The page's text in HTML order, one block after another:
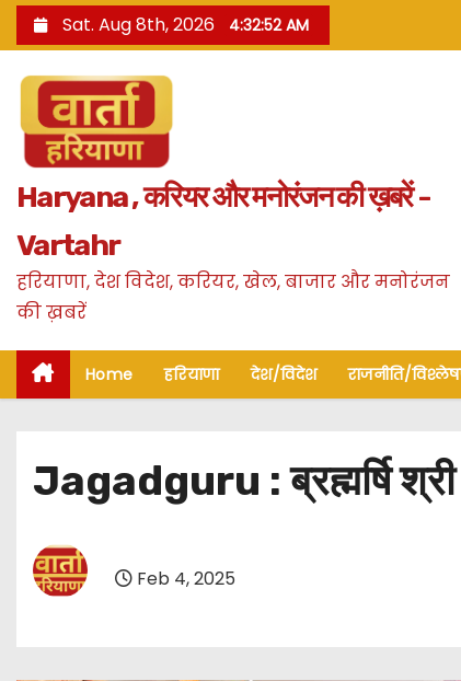
k
n
Sat. Aug 8th, 2026 4:32:53 AM
Haryana , करियर और मनोरंजन की ख़बरें -
Vartahr
हरियाणा, देश विदेश, करियर, खेल, बाजार और मनोरंजन
की ख़बरें
Home हरियाणा देश/विदेश राजनीति/
Jagadguru : ब्रह्मर्षि श्री
Feb 4, 2025